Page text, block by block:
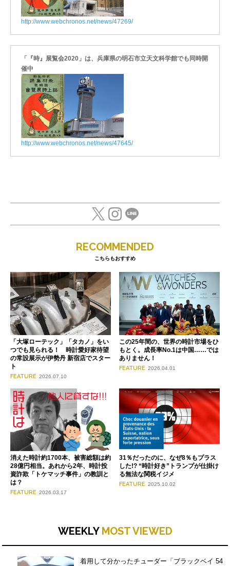
http://www.webchronos.net/news/47269/
「『時』展覧会2020」は、兵庫県の明石市立天文科学館でも同時開
催中
http://www.webchronos.net/news/47645/
RECOMMENDED
こちらもおすすめ
「大塚ローテック」「タカノ」をい
つでも見られる！ 時計愛好家待望
の常設展示が伊勢丹 新宿店でスター
ト
FEATURE 2026.07.10
この25年間の、世界の時計市場をひ
もとく。成長率No.1は中国……では
ありません！
FEATURE 2026.04.01
消えた時計約1700本、被害総額は約
28億円相当。あれから2年、時計投
資詐欺「トケマッチ事件」の教訓と
は？
FEATURE 2026.03.17
31％だったのに、なぜ8％もプラス
した!? “時計好き”トランプが仕掛け
る無法な関税イジメ
FEATURE 2025.10.02
WEEKLY MOST VIEWED
着用して分かったチューダー「ブラックベイ 54